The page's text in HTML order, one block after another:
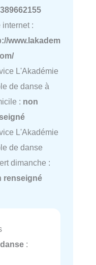
internet :
www.lakadem
L'Akadémie
de danse à
: non
L'Akadémie
de danse
dimanche :
renseigné
: